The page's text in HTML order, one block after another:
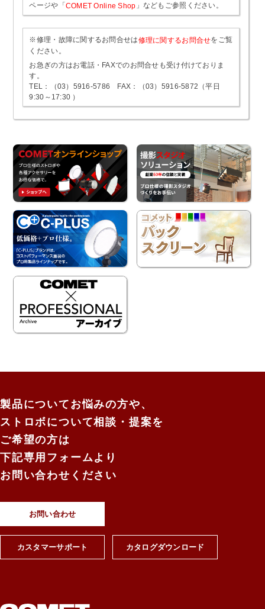
ページや「 COMET Online Shop 」などもご参照ください。
※修理・故障に関するお問合せは修理に関するお問合せをご覧
ください。
お急ぎの方はお電話・FAXでのお問合せも受け付けておりま
す。
TEL：（03）5916-5786 FAX：（03）5916-5872（平日
9:30～17:30 ）
製品についてお悩みの方や、
ストロボについて相談・提案を
ご希望の方は
下記専用フォームより
お問い合わせください
お問い合わせ
カスタマーサポート カタログダウンロード